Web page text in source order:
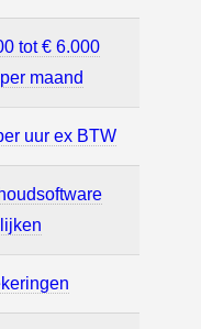
tot € 6.000
maand
uur ex BTW